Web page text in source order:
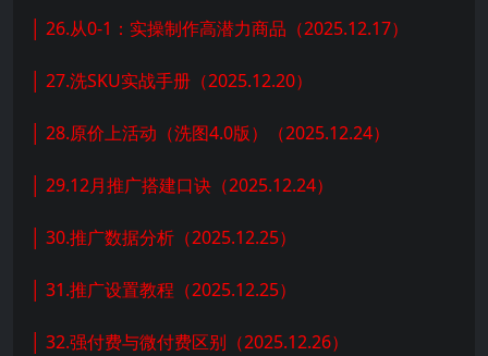
│ 26.从0-1：实操制作高潜力商品（2025.12.17）
│ 27.洗SKU实战手册（2025.12.20）
│ 28.原价上活动（洗图4.0版）（2025.12.24）
│ 29.12月推广搭建口诀（2025.12.24）
│ 30.推广数据分析（2025.12.25）
│ 31.推广设置教程（2025.12.25）
│ 32.强付费与微付费区别（2025.12.26）